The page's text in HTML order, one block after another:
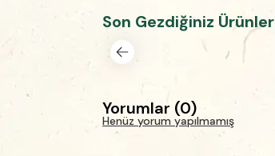
Son Gezdiğiniz Ürünler
Yorumlar (0)
Henüz yorum yapılmamış